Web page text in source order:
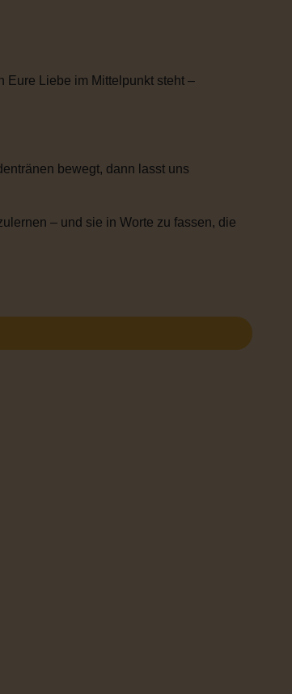
Liebe im Mittelpunkt steht –
bewegt, dann lasst uns
– und sie in Worte zu fassen, die